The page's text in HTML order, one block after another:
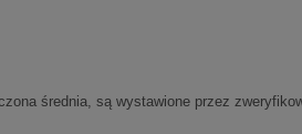
średnia, są wystawione przez